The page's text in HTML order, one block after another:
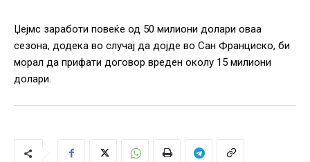
Џејмс заработи повеќе од 50 милиони долари оваа
сезона, додека во случај да дојде во Сан Франциско, би
морал да прифати договор вреден околу 15 милиони
долари.